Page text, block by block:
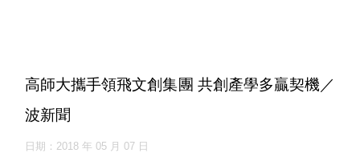
高師大攜手領飛文創集團 共創產學多贏契機／
波新聞
日期：2018 年 05 月 07 日